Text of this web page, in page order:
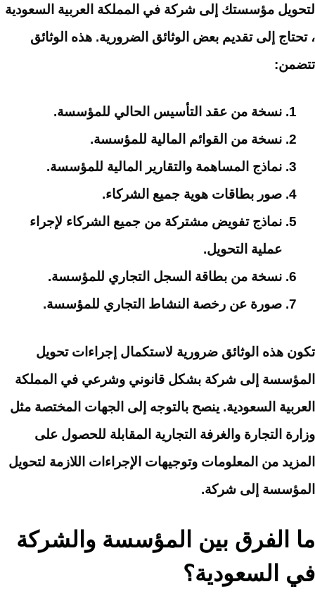
لتحويل مؤسستك إلى شركة في المملكة العربية السعودية
، تحتاج إلى تقديم بعض الوثائق الضرورية. هذه الوثائق
تتضمن:
نسخة من عقد التأسيس الحالي للمؤسسة.
نسخة من القوائم المالية للمؤسسة.
نماذج المساهمة والتقارير المالية للمؤسسة.
صور بطاقات هوية جميع الشركاء.
نماذج تفويض مشتركة من جميع الشركاء لإجراء
عملية التحويل.
نسخة من بطاقة السجل التجاري للمؤسسة.
صورة عن رخصة النشاط التجاري للمؤسسة.
تكون هذه الوثائق ضرورية لاستكمال إجراءات تحويل
المؤسسة إلى شركة بشكل قانوني وشرعي في المملكة
العربية السعودية. ينصح بالتوجه إلى الجهات المختصة مثل
وزارة التجارة والغرفة التجارية المقابلة للحصول على
المزيد من المعلومات وتوجيهات الإجراءات اللازمة لتحويل
المؤسسة إلى شركة.
ما الفرق بين المؤسسة والشركة
في السعودية؟